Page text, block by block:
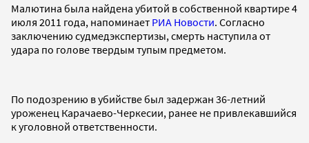
Малютина была найдена убитой в собственной квартире 4
июля 2011 года, напоминает РИА Новости. Согласно
заключению судмедэкспертизы, смерть наступила от
удара по голове твердым тупым предметом.
По подозрению в убийстве был задержан 36-летний
уроженец Карачаево-Черкесии, ранее не привлекавшийся
к уголовной ответственности.